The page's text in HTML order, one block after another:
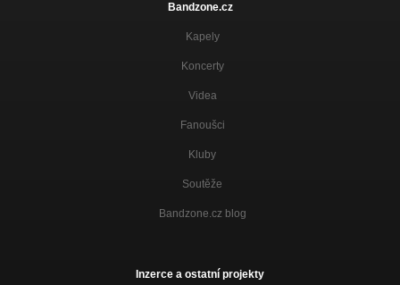
Bandzone.cz
Kapely
Koncerty
Videa
Fanoušci
Kluby
Soutěže
Bandzone.cz blog
Inzerce a ostatní projekty